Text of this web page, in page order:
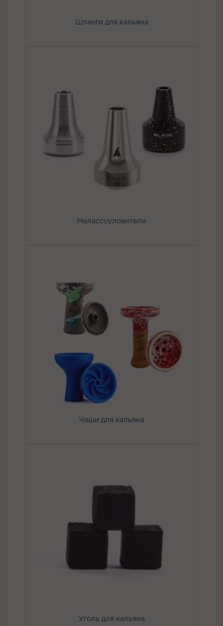
Шланги для кальяна
Мелассоуловители
Чаши для кальяна
Уголь для кальяна